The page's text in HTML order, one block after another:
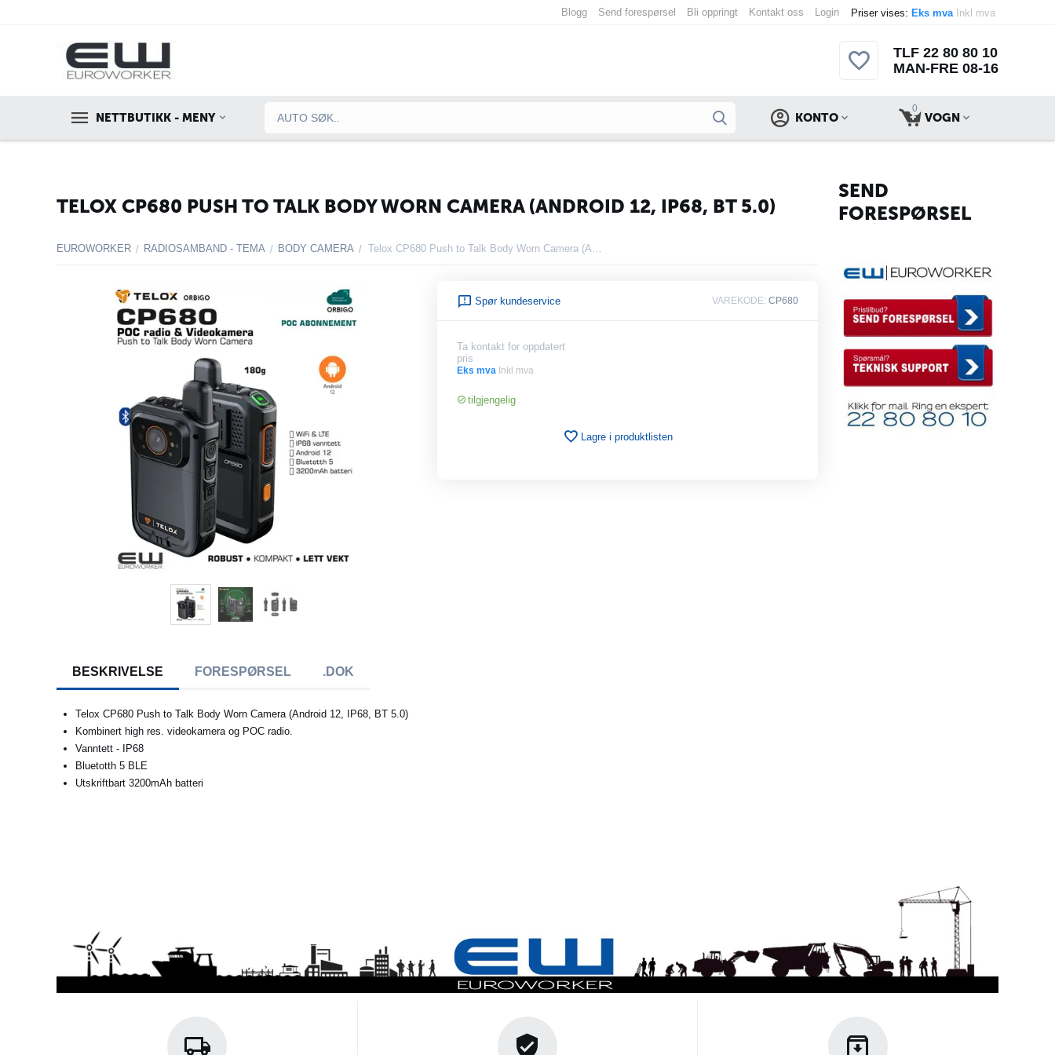
Priser vises: Eks mva Inkl mva
Blogg Send forespørsel Bli oppringt Kontakt oss Login
TLF 22 80 80 10
MAN-FRE 08-16
NETTBUTIKK - MENY
0
VOGN
KONTO
TELOX CP680 PUSH TO TALK BODY WORN CAMERA (ANDROID 12, IP68, BT 5.0)
EUROWORKER / RADIOSAMBAND - TEMA / BODY CAMERA / Telox CP680 Push to Talk Body Worn Camera (Android 12, IP68, BT 5.0)
Spør kundeservice VAREKODE: CP680
Ta kontakt for oppdatert
pris
Eks mva Inkl mva
tilgjengelig
Lagre i produktlisten
BESKRIVELSE FORESPØRSEL .DOK
Telox CP680 Push to Talk Body Worn Camera (Android 12, IP68, BT 5.0)
Kombinert high res. videokamera og POC radio.
Vanntett - IP68
Bluetotth 5 BLE
Utskriftbart 3200mAh batteri
SEND
FORESPØRSEL